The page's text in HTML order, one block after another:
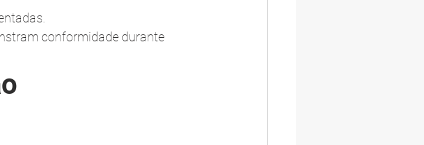
conformidade durante